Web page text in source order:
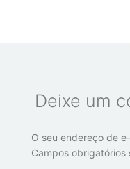
Deixe um
O seu endereço de
Campos obrigatórios